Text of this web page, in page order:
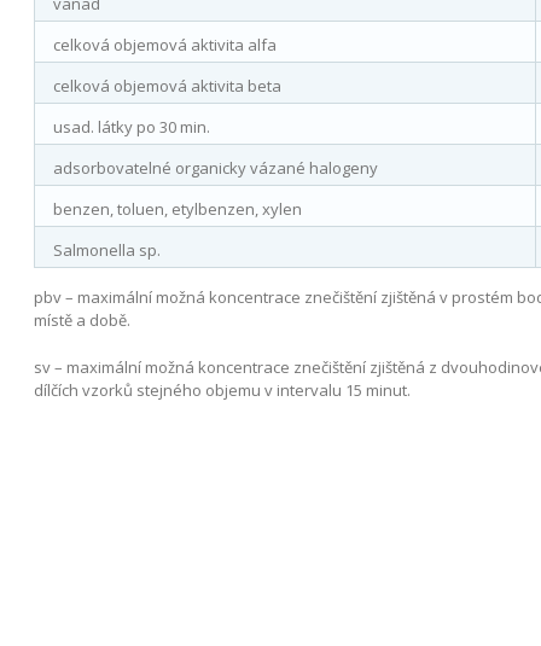
celková objemová aktivita alfa
celková objemová aktivita beta
usad. látky po 30 min.
adsorbovatelné organicky vázané halogeny
benzen, toluen, etylbenzen, xylen
Salmonella sp.
pbv– maximální možná koncentrace znečištění zjištěná v prostém
místě a době.
sv– maximální možná koncentrace znečištění zjištěná z
dílčích vzorků stejného objemu v intervalu 15 minut.